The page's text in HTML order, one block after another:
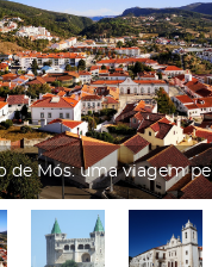
de Mós